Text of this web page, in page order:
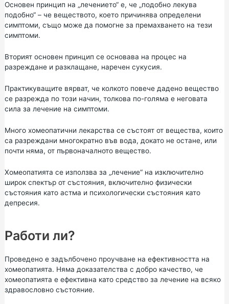
Основен принцип на „лечението“ е, че „подобно лекува
подобно“ – че веществото, което причинява определени
симптоми, също може да помогне за премахването на тези
симптоми.
Вторият основен принцип се основава на процес на
разреждане и разклащане, наречен сукусия.
Практикуващите вярват, че колкото повече дадено вещество
се разрежда по този начин, толкова по-голяма е неговата
сила за лечение на симптоми.
Много хомеопатични лекарства се състоят от вещества, които
са разреждани многократно във вода, докато не остане, или
почти няма, от първоначалното вещество.
Хомеопатията се използва за „лечение“ на изключително
широк спектър от състояния, включително физически
състояния като астма и психологически състояния като
депресия.
Работи ли?
Проведено е задълбочено проучване на ефективността на
хомеопатията. Няма доказателства с добро качество, че
хомеопатията е ефективна като средство за лечение на всяко
здравословно състояние.